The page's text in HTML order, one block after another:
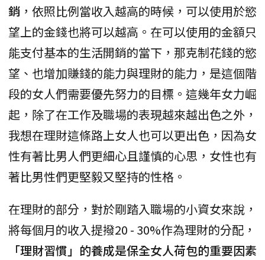
銷 ，依照比例當收入越高的時候，可以使用於慾
望上的金錢也將可以越高。在可以使用的金額只
能支付基本的生活開銷的當下，那克制花錢的慾
望、也增加賺錢的能力與理財的能力，是這個階
段的女人們需要優先努力的目標。這幾年女力崛
起，除了在工作及職場的表現越來越出色之外，
我想在理財這條路上女人也可以更出色，因為女
性有著比男人們更細心且謹慎的心思，女性也有
著比男性們更堅毅又堅持的性格。
在理財的部分，對於剛踏入職場的小資女來說，
將每個月的收入提撥20 - 30%作為理財的分配，
「理財習慣」的養成是保全女人荷包的重要因素